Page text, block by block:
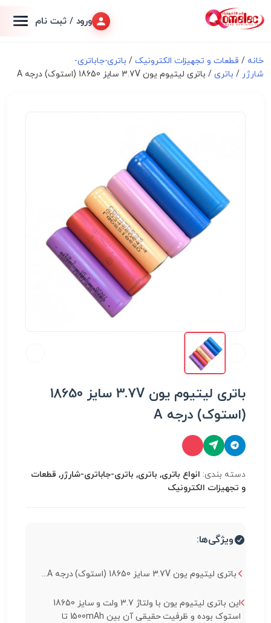
ورود / ثبت نام
خانه / قطعات و تجهیزات الکترونیک/ باتری-جاباتری-
شارژر / باتری/ باتری لیتیوم یون 3.7V سایز 18650 (استوک) درجه A
باتری لیتیوم یون 3.7V سایز 18650
(استوک) درجه A
دسته بندی: انواع باتری, باتری, باتری-جاباتری-شارژر, قطعات
و تجهیزات الکترونیک
ویژگی‌ها:
باتری لیتیوم یون 3.7V سایز 18650 (استوک) درجه A...
این باتری لیتیوم یون با ولتاژ 3.7 ولت و سایز 18650
استوک بوده و ظرفیت حقیقی آن بین 1500mAh تا